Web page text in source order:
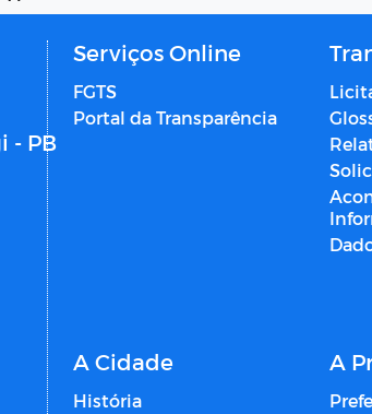
- PB
Serviços Online
FGTS
Portal da Transparência
A Cidade
História
A